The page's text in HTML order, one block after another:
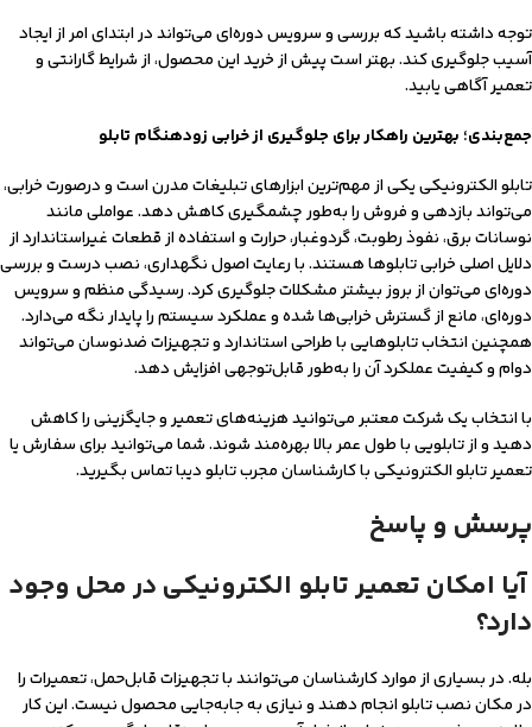
توجه داشته باشید که بررسی و سرویس دوره‌ای می‌تواند در ابتدای امر از ایجاد
آسیب جلوگیری کند. بهتر است پیش از خرید این محصول، از شرایط گارانتی و
تعمیر آگاهی یابید.
جمع‌بندی؛ بهترین راهکار برای جلوگیری از خرابی زودهنگام تابلو
تابلو الکترونیکی یکی از مهم‌ترین ابزارهای تبلیغات مدرن است و درصورت خرابی،
می‌تواند بازدهی و فروش را به‌طور چشمگیری کاهش دهد. عواملی مانند
نوسانات برق، نفوذ رطوبت، گردوغبار، حرارت و استفاده از قطعات غیراستاندارد از
دلایل اصلی خرابی تابلوها هستند. با رعایت اصول نگهداری، نصب درست و بررسی
دوره‌ای می‌توان از بروز بیشتر مشکلات جلوگیری کرد. رسیدگی منظم و سرویس
دوره‌ای، مانع از گسترش خرابی‌ها شده و عملکرد سیستم را پایدار نگه می‌دارد.
همچنین انتخاب تابلوهایی با طراحی استاندارد و تجهیزات ضدنوسان می‌تواند
دوام و کیفیت عملکرد آن را به‌طور قابل‌توجهی افزایش دهد.
با انتخاب یک شرکت معتبر می‌توانید هزینه‌های تعمیر و جایگزینی را کاهش
دهید و از تابلویی با طول عمر بالا بهره‌مند شوند. شما می‌توانید برای سفارش یا
تعمیر تابلو الکترونیکی با کارشناسان مجرب تابلو دیبا تماس بگیرید.
پرسش و پاسخ
آیا امکان تعمیر تابلو الکترونیکی در محل وجود
دارد؟
بله. در بسیاری از موارد کارشناسان می‌توانند با تجهیزات قابل‌حمل، تعمیرات را
در مکان نصب تابلو انجام دهند و نیازی به جابه‌جایی محصول نیست. این کار